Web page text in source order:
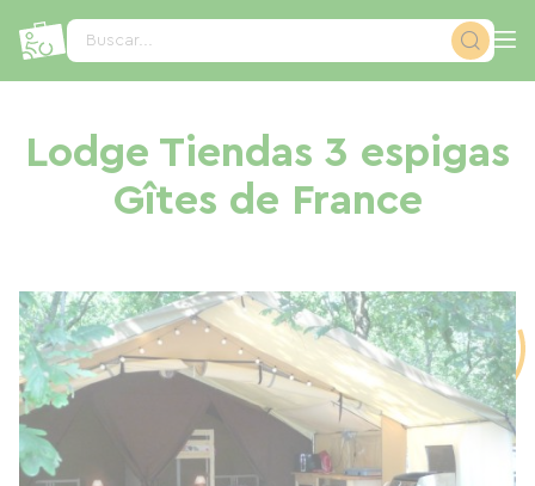
Buscar...
Lodge Tiendas 3 espigas
Gîtes de France
Panel de gestión de cookies